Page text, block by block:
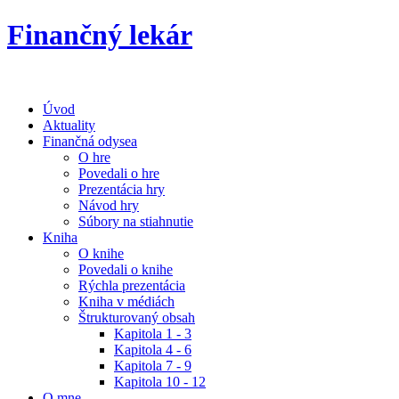
Finančný lekár
Úvod
Aktuality
Finančná odysea
O hre
Povedali o hre
Prezentácia hry
Návod hry
Súbory na stiahnutie
Kniha
O knihe
Povedali o knihe
Rýchla prezentácia
Kniha v médiách
Štrukturovaný obsah
Kapitola 1 - 3
Kapitola 4 - 6
Kapitola 7 - 9
Kapitola 10 - 12